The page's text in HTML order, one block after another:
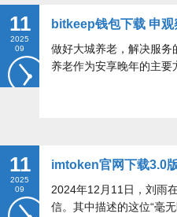
11
2025
09
bitkeep钱包下载 申
做好大城养老，解决服务
养老作为安享晚年的主
11
2025
09
imtoken官网下载3.0
2024年12月11日，刘雨
信。其中描述的这位“毫